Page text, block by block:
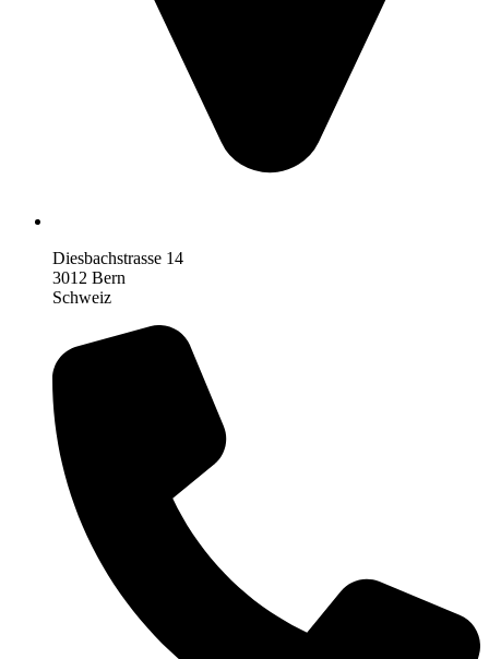
Diesbachstrasse 14
3012 Bern
Schweiz